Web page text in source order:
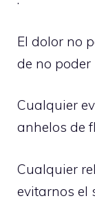
El dolor no
de no poder
Cualquier
anhelos de
Cualquier
evitarnos el